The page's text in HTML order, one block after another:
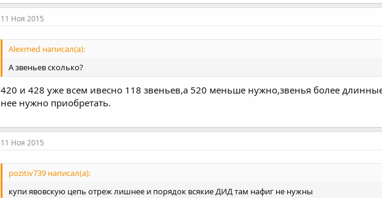
11 Ноя 2015
Alexmed написал(а):
А звеньев сколько?
420 и 428 уже всем ивесно 118 звеньев,а 520 меньше нужно,звенья более
нее нужно приобретать.
11 Ноя 2015
pozitiv739 написал(а):
купи явовскую цепь отреж лишнее и порядок всякие ДИД там нафиг не нужны